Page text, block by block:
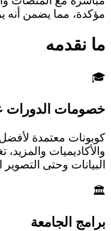
مؤكدة، مما يضمن أنه
ما نقدمه
🎓
خصومات الدورات
كوبونات معتمدة
والأكاديميات
البيانات وحتى
🏛️
برامج الجامعة